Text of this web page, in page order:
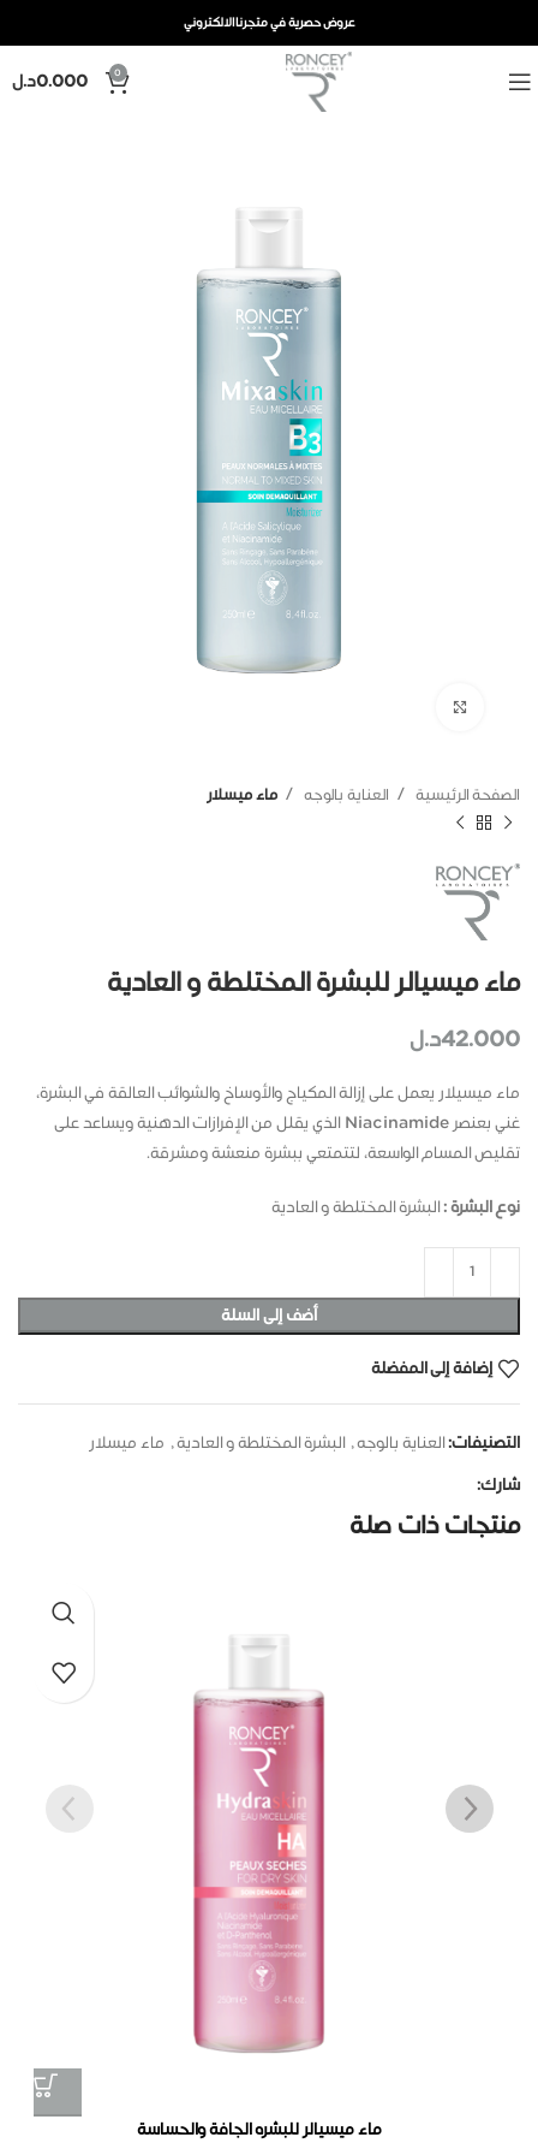
عروض حصرية في متجرنا الالكتروني
0
0.000د.ل
الصفحة الرئيسية العناية بالوجه ماء ميسلار
ماء ميسيالر للبشرة المختلطة و العادية
42.000د.ل
ماء ميسيلار يعمل على إزالة المكياج والأوساخ والشوائب العالقة في البشرة،
غني بعنصر Niacinamide الذي يقلل من الإفرازات الدهنية ويساعد على
تقليص المسام الواسعة، لتتمتعي ببشرة منعشة ومشرقة.
نوع البشرة :البشرة المختلطة و العادية
أضف إلى السلة
إضافة إلى المفضلة
التصنيفات:العناية بالوجه, البشرة المختلطة و العادية, ماء ميسلار
شارك:
منتجات ذات صلة
ماء ميسيالر للبشره